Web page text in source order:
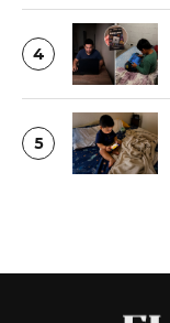
4
5